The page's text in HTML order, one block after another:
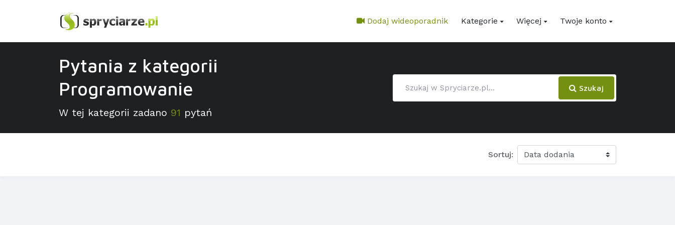
Dodaj wideoporadnik Kategorie Więcej Twoje konto
Pytania z kategorii
Programowanie
W tej kategorii zadano 91 pytań
Szukaj
Sortuj: